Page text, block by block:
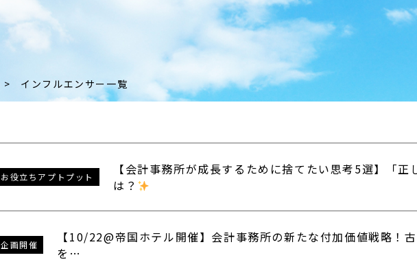
> インフルエンサー一覧
お役立ちアプトプット
【会計事務所が成長するために捨てたい思考5選】「
は？
企画開催
【10/22@帝国ホテル開催】会計事務所の新たな付加価値戦略！
を…